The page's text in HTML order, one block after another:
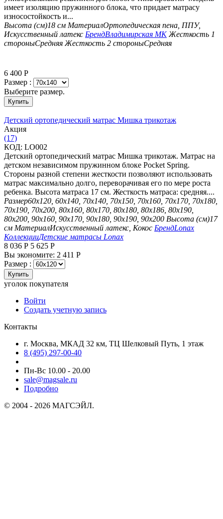
имеет изоляцию пружинного блока, что придает матрасу
износостойкость и...
Высота (см)18 см МатериалОртопедическая пена, ППУ,
Искусственный латекс БрендВладимирская МК Жесткость 1
стороныСредняя Жесткость 2 стороныСредняя
6 400 Р
Размер :
Выберите размер.
Купить
Детский ортопедический матрас Мишка трикотаж
Aкция
(17)
КОД: LO002
Детский ортопедический матрас Мишка трикотаж. Матрас на
детском независимом пружинном блоке Pocket Spring.
Стороны разной степени жесткости позволяют использовать
матрас максимально долго, переворачивая его по мере роста
ребенка. Высота матраса 17 см. Жесткость матраса: средняя....
Размер60х120, 60х140, 70х140, 70х150, 70х160, 70х170, 70х180,
70х190, 70х200, 80х160, 80х170, 80х180, 80х186, 80х190,
80х200, 90х160, 90х170, 90х180, 90х190, 90х200 Высота (см)17
см МатериалИскусственный латекс, Кокос БрендLonax
КоллекцииДетские матрасы Lonax
8 036 Р 5 625 Р
Вы экономите: 2 411 Р
Размер :
Купить
уголок покупателя
Войти
Создать учетную запись
Контакты
г. Москва, МКАД 32 км, ТЦ Шелковый Путь, 1 этаж
8 (495) 297-00-40
Пн-Вс 10.00 - 20.00
sale@magsale.ru
Подробно
© 2004 - 2026 МАГСЭЙЛ.